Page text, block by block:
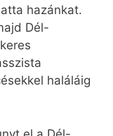
hazánkat.
Dél-
haláláig